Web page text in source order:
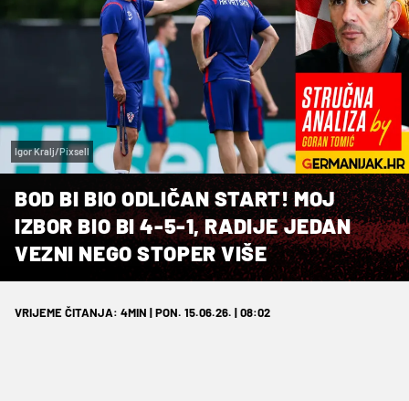
Igor Kralj/Pixsell
BOD BI BIO ODLIČAN START! MOJ
IZBOR BIO BI 4-5-1, RADIJE JEDAN
VEZNI NEGO STOPER VIŠE
VRIJEME ČITANJA: 4MIN | PON. 15.06.26. | 08:02